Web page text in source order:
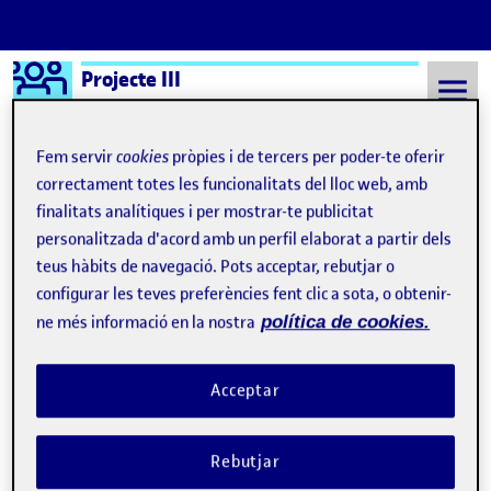
Saltar al contingut
Logo Ágora
Projecte III
Semestre 20221 - Aula 1 5 Octubre, 2022
5 Octubre, 2022
Projecte III – PAC1 – Obrir la maleta
Publicat per
Núria Pujol Marin
Data de publicaciócomentariel Projecte III – PAC1 – Obrir la maleta
Transcripció: Bones, soc la Núria Pujol, estudiant del grau d’arts
de la UOC. Un plaer compartir l’assignatura amb tots vosaltres.
Com a estudiant, la meva trajectòria és curta, la major part del
meu treball han sigut projectes fets per a la universitat, i no
Fem servircookies pròpies i de tercers per poder-te oferir
correctament totes les funcionalitats del lloc web, amb
finalitats analítiques i per mostrar-te publicitat
personalitzada d'acord amb un perfil elaborat a partir dels
teus hàbits de navegació. Pots acceptar, rebutjar o
configurar les teves preferències fent clic a sota, o obtenir-
ne més informació en la nostra política de cookies.
Rebutjar
Acceptar